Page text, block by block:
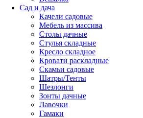
Сад и дача
Качели садовые
Мебель из массива
Столы дачные
Стулья складные
Кресло складное
Кровати раскладные
Скамьи садовые
Шатры/Тенты
Шезлонги
Зонты дачные
Лавочки
Гамаки